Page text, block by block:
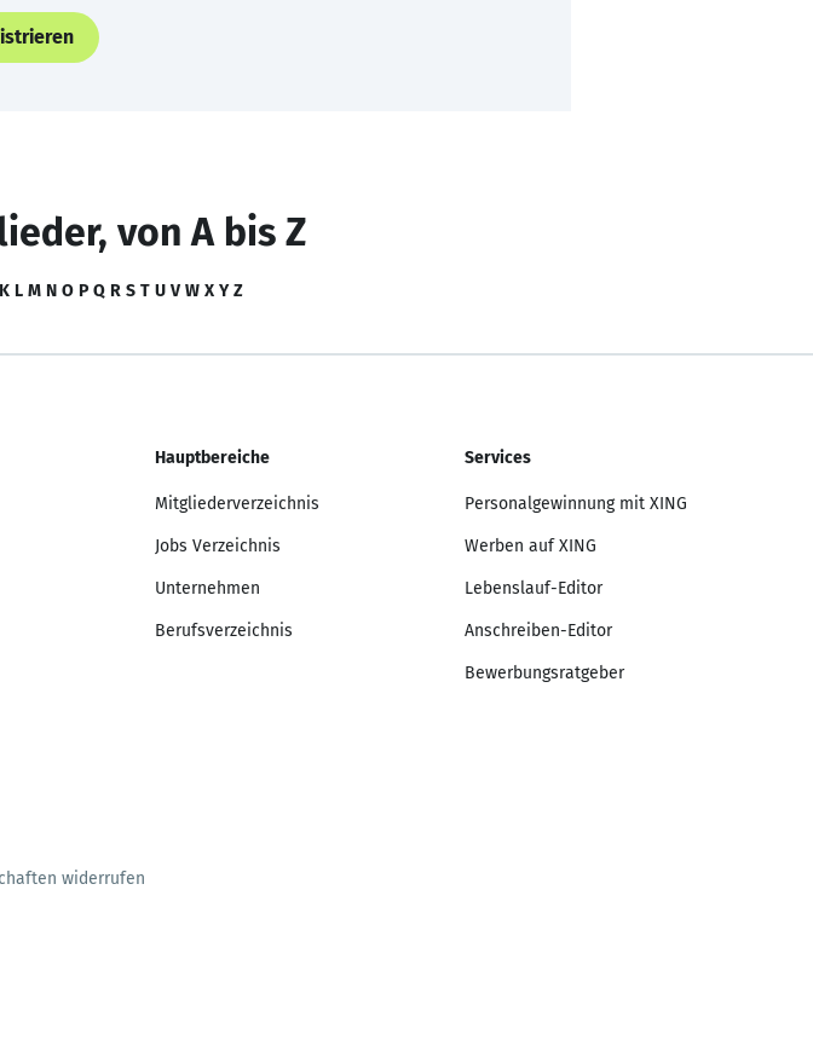
von A bis Z
K L M N O P Q R S T U V W X Y Z
Hauptbereiche
Mitgliederverzeichnis
Jobs Verzeichnis
Unternehmen
Berufsverzeichnis
Services
Personalgewinnung mit XING
Werben auf XING
Lebenslauf-Editor
Anschreiben-Editor
Bewerbungsratgeber
widerrufen